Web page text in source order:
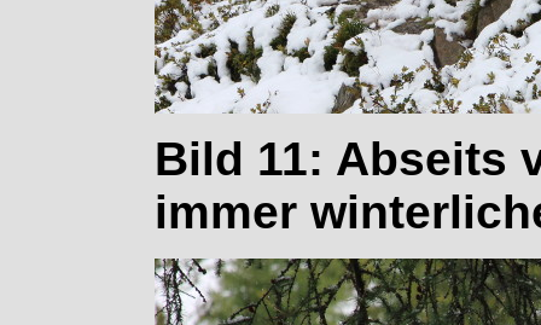
Bild 11: Abseits
immer